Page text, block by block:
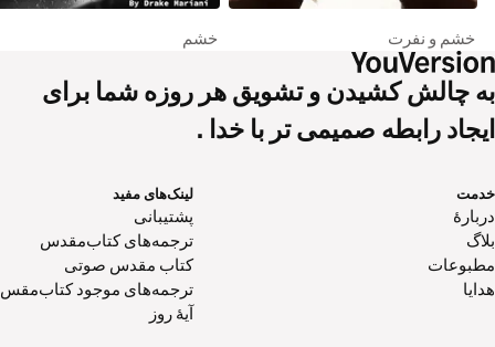
خشم و نفرت خشم
به چالش کشیدن و تشویق هر روزه شما برای
ایجاد رابطه صمیمی تر با خدا .
خدمت
دربارهٔ
بلاگ
مطبوعات
هدایا
لینک‌های مفید
پشتیبانی
ترجمه‌های کتاب‌مقدس
کتاب‌ مقدس صوتی
ترجمه‌های موجود کتاب‌مقس
آیۀ روز